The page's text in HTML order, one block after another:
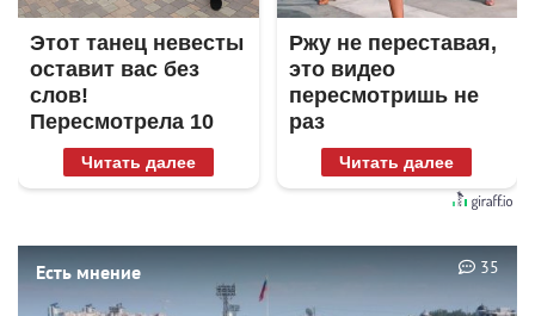
Этот танец невесты
оставит вас без
слов!
Пересмотрела 10
раз
Читать далее
Ржу не переставая,
это видео
пересмотришь не
раз
Читать далее
Есть мнение 35